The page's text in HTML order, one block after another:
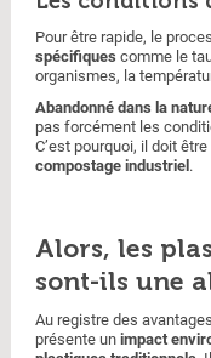
Pour être rapide, le
spécifiques comme le
organismes, la
Abandonné dans la
pas forcément les
C’est pourquoi, il doit être
compostage industriel.
Alors, les
sont-ils une
Au registre des
présente un impact